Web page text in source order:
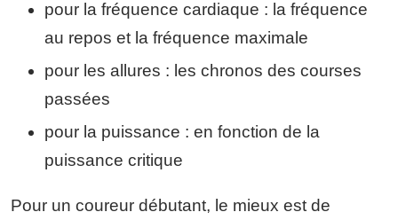
pour la fréquence cardiaque : la fréquence
au repos et la fréquence maximale
pour les allures : les chronos des courses
passées
pour la puissance : en fonction de la
puissance critique
Pour un coureur débutant, le mieux est de